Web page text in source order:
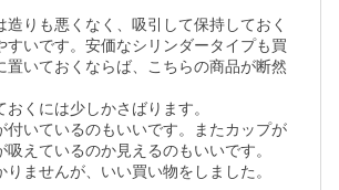
造りも悪くなく、吸引して保持しておく
すいです。安価なシリンダータイプも買
置いておくならば、こちらの商品が断然
くには少しかさばります。
付いているのもいいです。またカップが
えているのか見えるのもいいです。
ませんが、いい買い物をしました。